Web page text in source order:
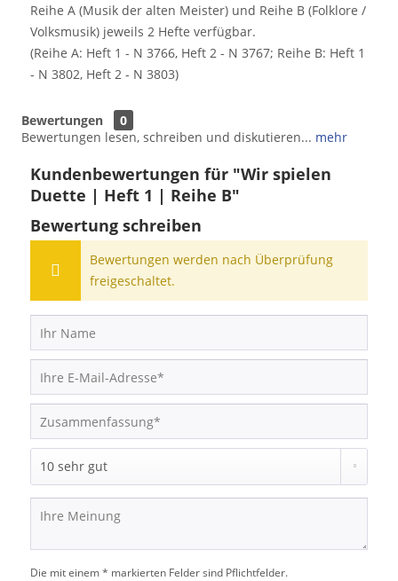
Reihe A (Musik der alten Meister) und Reihe B (Folklore /
Volksmusik) jeweils 2 Hefte verfügbar.
(Reihe A: Heft 1 - N 3766, Heft 2 - N 3767; Reihe B: Heft 1
- N 3802, Heft 2 - N 3803)
Bewertungen
0
Bewertungen lesen, schreiben und diskutieren... mehr
Kundenbewertungen für "Wir spielen
Duette | Heft 1 | Reihe B"
Bewertung schreiben
Bewertungen werden nach Überprüfung
freigeschaltet.
Die mit einem * markierten Felder sind Pflichtfelder.